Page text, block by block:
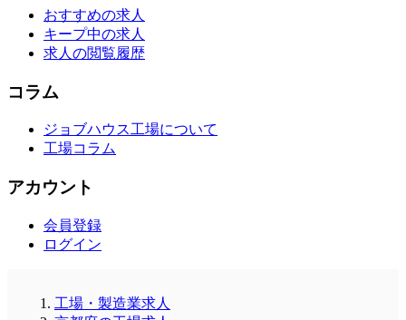
おすすめの求人
キープ中の求人
求人の閲覧履歴
コラム
ジョブハウス工場について
工場コラム
アカウント
会員登録
ログイン
工場・製造業求人